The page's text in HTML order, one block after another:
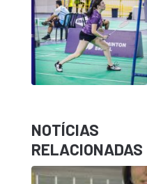
NOTÍCIAS
RELACIONADAS